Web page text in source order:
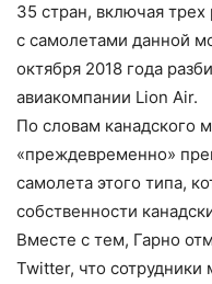
35 стран, включая трех
с самолетами данной
октября 2018 года
авиакомпании Lion Air.
По словам канадского
«преждевременно»
самолета этого типа,
собственности
Вместе с тем, Гарно
Twitter, что сотрудники